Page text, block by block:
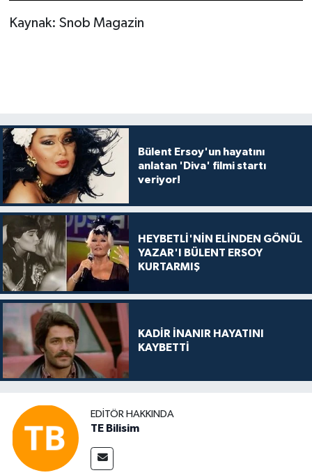
Kaynak: Snob Magazin
Bülent Ersoy'un hayatını
anlatan 'Diva' filmi startı
veriyor!
HEYBETLİ'NİN ELİNDEN GÖNÜL
YAZAR'I BÜLENT ERSOY
KURTARMIŞ
KADİR İNANIR HAYATINI
KAYBETTİ
EDITÖR HAKKINDA
TE Bilisim